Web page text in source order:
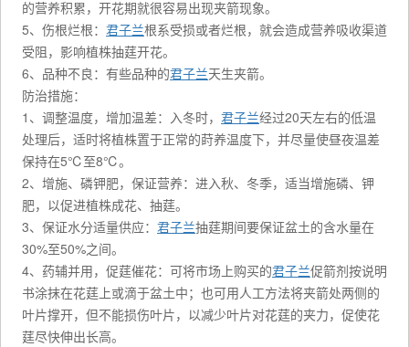
的营养积累，开花期就很容易出现夹箭现象。
5、伤根烂根： 君子兰根系受损或者烂根，就会造成营养吸收渠道
受阻，影响植株抽莛开花。
6、品种不良：有些品种的君子兰天生夹箭。
防治措施：
1、调整温度，增加温差：入冬时， 君子兰经过20天左右的低温
处理后，适时将植株置于正常的莳养温度下，并尽量使昼夜温差
保持在5℃至8℃。
2、增施、磷钾肥，保证营养：进入秋、冬季，适当增施磷、钾
肥，以促进植株成花、抽莛。
3、保证水分适量供应： 君子兰抽莛期间要保证盆土的含水量在
30%至50%之间。
4、药辅并用，促莛催花：可将市场上购买的君子兰促箭剂按说明
书涂抹在花莛上或滴于盆土中；也可用人工方法将夹箭处两侧的
叶片撑开，但不能损伤叶片，以减少叶片对花莛的夹力，促使花
莛尽快伸出长高。